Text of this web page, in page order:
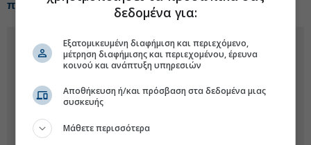
περιβαλλοντικές επιπτώσεις έργων
δεδομένα για:
Εξατομικευμένη διαφήμιση και περιεχόμενο,
μέτρηση διαφήμισης και περιεχομένου, έρευνα
κοινού και ανάπτυξη υπηρεσιών
Αποθήκευση ή/και πρόσβαση στα δεδομένα μιας
συσκευής
Μάθετε περισσότερα